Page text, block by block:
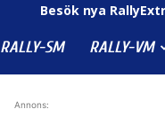
Besök nya
RALLY-SM RALLY-VM
Annons: